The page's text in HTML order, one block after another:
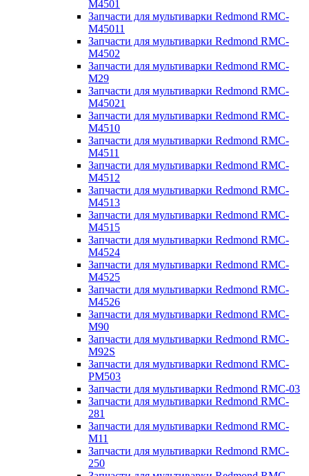
M4501
Запчасти для мультиварки Redmond RMC-
M45011
Запчасти для мультиварки Redmond RMC-
M4502
Запчасти для мультиварки Redmond RMC-
M29
Запчасти для мультиварки Redmond RMC-
M45021
Запчасти для мультиварки Redmond RMC-
M4510
Запчасти для мультиварки Redmond RMC-
M4511
Запчасти для мультиварки Redmond RMC-
M4512
Запчасти для мультиварки Redmond RMC-
M4513
Запчасти для мультиварки Redmond RMC-
M4515
Запчасти для мультиварки Redmond RMC-
M4524
Запчасти для мультиварки Redmond RMC-
M4525
Запчасти для мультиварки Redmond RMC-
M4526
Запчасти для мультиварки Redmond RMC-
M90
Запчасти для мультиварки Redmond RMC-
M92S
Запчасти для мультиварки Redmond RMC-
PM503
Запчасти для мультиварки Redmond RMC-03
Запчасти для мультиварки Redmond RMC-
281
Запчасти для мультиварки Redmond RMC-
M11
Запчасти для мультиварки Redmond RMC-
250